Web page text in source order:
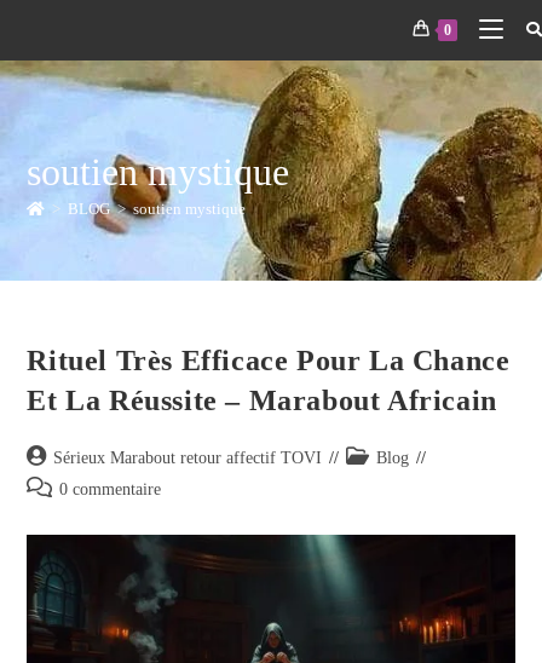
0
soutien mystique
> BLOG > soutien mystique
Rituel Très Efficace Pour La Chance
Et La Réussite – Marabout Africain
Sérieux Marabout retour affectif TOVI
Blog
0 commentaire